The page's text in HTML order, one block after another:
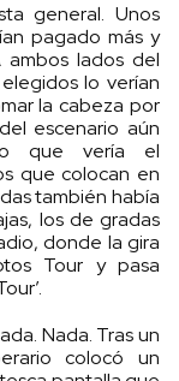
general. Unos
pagado más y
ambos lados del
lo verían
la cabeza por
escenario aún
que vería el
que colocan en
también había
los de gradas
donde la gira
Tour y pasa
Nada. Tras un
colocó un